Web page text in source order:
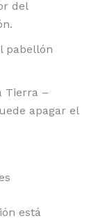
del
pabellón
Tierra –
apagar el
está